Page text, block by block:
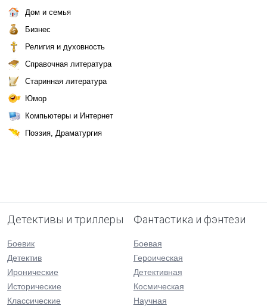
Дом и семья
Бизнес
Религия и духовность
Справочная литература
Старинная литература
Юмор
Компьютеры и Интернет
Поэзия, Драматургия
Детективы и триллеры
Боевик
Детектив
Иронические
Исторические
Классические
Фантастика и фэнтези
Боевая
Героическая
Детективная
Космическая
Научная